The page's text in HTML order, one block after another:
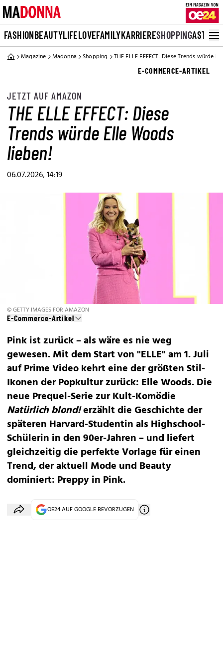
FASHIONBEAUTYLIFELOVEFAMILYKARRIERESHOPPINGASTRO
Magazine Madonna Shopping THE ELLE EFFECT: Diese Trends würde
E-COMMERCE-ARTIKEL
JETZT AUF AMAZON
THE ELLE EFFECT: Diese
Trends würde Elle Woods
lieben!
06.07.2026, 14:19
© GETTY IMAGES FOR AMAZON
E-Commerce-Artikel
Pink ist zurück – als wäre es nie weg
gewesen.Mit dem Start von"ELLE" am 1. Juli
auf Prime Videokehrt eine der größten Stil-
Ikonen der Popkultur zurück: Elle Woods. Die
neue Prequel-Serie zur Kult-Komödie
Natürlich blond!erzählt die Geschichte der
späteren Harvard-Studentin als Highschool-
Schülerin in den 90er-Jahren – und liefert
gleichzeitig die perfekte Vorlage für einen
Trend, der aktuell Mode und Beauty
dominiert: Preppy in Pink.
OE24 AUF GOOGLE BEVORZUGEN